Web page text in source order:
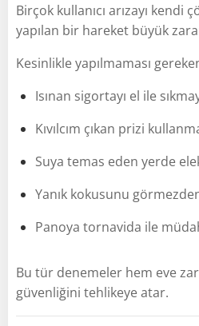
Birçok kullanıcı arızayı kendi
yapılan bir hareket büyük
Kesinlikle yapılmaması
Isınan sigortayı el ile
Kıvılcım çıkan prizi
Suya temas eden yerde
Yanık kokusunu
Panoya tornavida ile
Bu tür denemeler hem eve
güvenliğini tehlikeye atar.